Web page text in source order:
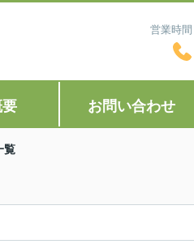
営業時
お問い合わせ
覧